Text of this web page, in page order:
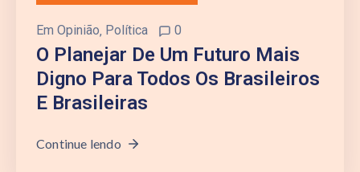
Em Opinião‚ Política 0
O Planejar De Um Futuro Mais
Digno Para Todos Os Brasileiros
E Brasileiras
Continue lendo